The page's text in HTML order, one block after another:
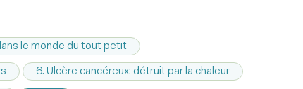
le monde du tout petit
6. Ulcère cancéreux: détruit par la chaleur